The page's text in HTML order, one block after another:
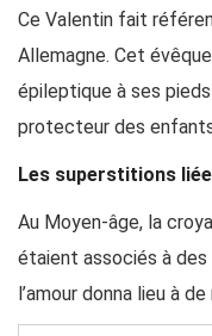
Ce Valentin fait
Allemagne. Cet
épileptique à ses
protecteur des
Les superstitions
Au Moyen-âge, la
étaient associés à
l’amour donna lieu à